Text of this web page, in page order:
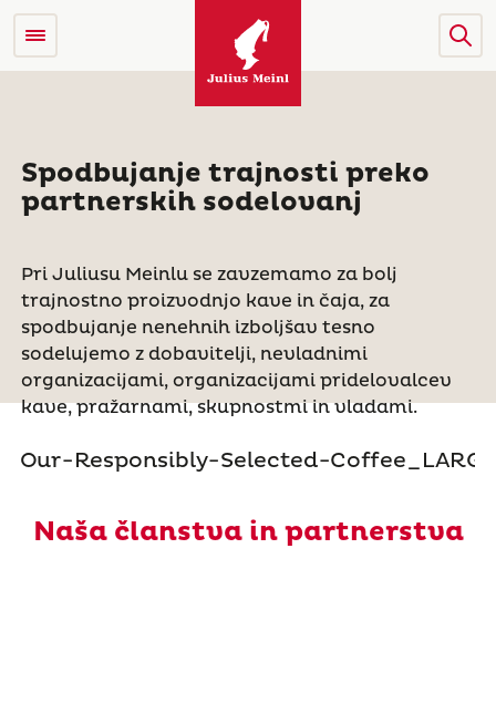
Spodbujanje trajnosti preko
partnerskih sodelovanj
Pri Juliusu Meinlu se zavzemamo za bolj
trajnostno proizvodnjo kave in čaja, za
spodbujanje nenehnih izboljšav tesno
sodelujemo z dobavitelji, nevladnimi
organizacijami, organizacijami pridelovalcev
kave, pražarnami, skupnostmi in vladami.
Naša članstva in partnerstva